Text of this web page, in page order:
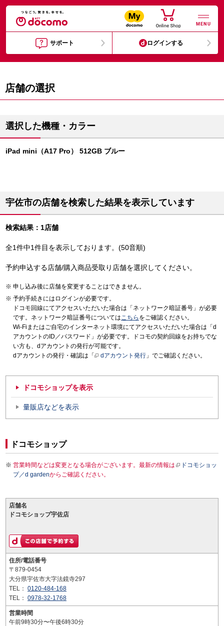
MENU
サポート ログインする
店舗の選択
選択した機種・カラー
iPad mini（A17 Pro） 512GB ブルー
宇佐市の店舗を検索した結果を表示しています
検索結果：1店舗
全1件中1件目を表示しております。(50音順)
予約申込する店舗/購入商品受取り店舗を選択してください。
申し込み後に店舗を変更することはできません。
予約手続きにはログインが必要です。
ドコモ回線にてアクセスいただいた場合は「ネットワーク暗証番号」が必要
です。ネットワーク暗証番号についてはこちら をご確認ください。
Wi-Fiまたはご自宅のインターネット環境にてアクセスいただいた場合は「d
アカウントのID／パスワード」が必要です。ドコモの契約回線をお持ちでな
い方も、dアカウントの発行が可能です。
dアカウントの発行・確認は「
dアカウント発行 」でご確認ください。
ドコモショップを表示
量販店などを表示
ドコモショップ
営業時間などは変更となる場合がございます。最新の情報は
ドコモショッ
プ／d gardenからご確認ください。
店舗名
ドコモショップ宇佐店
住所/電話番号
〒879-0454
大分県宇佐市大字法鏡寺297
TEL： 0120-484-168
TEL： 0978-32-1768
営業時間
午前9時30分〜午後6時30分